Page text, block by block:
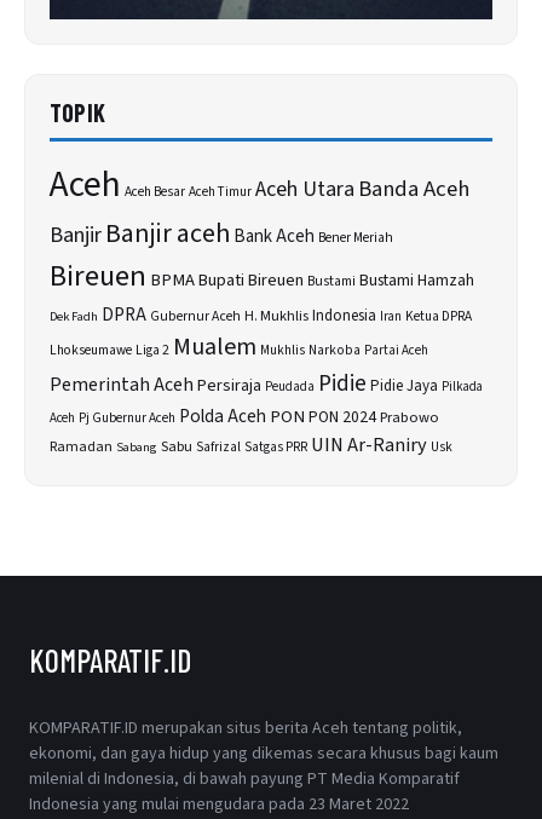
TOPIK
Aceh Aceh Besar Aceh Timur Aceh Utara Banda Aceh
BanjirBanjir aceh Bank Aceh Bener Meriah
Bireuen BPMABupati Bireuen Bustami Bustami Hamzah
Dek Fadh DPRA Gubernur Aceh H. MukhlisIndonesia Iran Ketua DPRA
Lhokseumawe Liga 2 Mualem Mukhlis Narkoba Partai Aceh
Pemerintah AcehPersiraja Peudada Pidie Pidie Jaya Pilkada
Aceh Pj Gubernur Aceh Polda Aceh PON PON 2024Prabowo
Ramadan Sabang Sabu SafrizalSatgas PRR UIN Ar-Raniry Usk
KOMPARATIF.ID
KOMPARATIF.ID merupakan situs berita Aceh tentang politik,
ekonomi, dan gaya hidup yang dikemas secara khusus bagi kaum
milenial di Indonesia, di bawah payung PT Media Komparatif
Indonesia yang mulai mengudara pada 23 Maret 2022